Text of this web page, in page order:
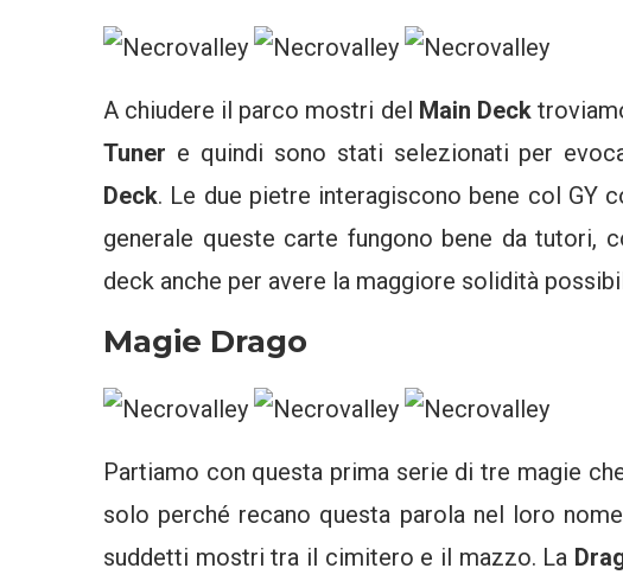
A chiudere il parco mostri del Main Deck
Tuner e quindi sono stati selezionati per
Deck. Le due pietre interagiscono bene col GY
generale queste carte fungono bene da tutori,
deck anche per avere la maggiore solidità
Magie Drago
Partiamo con questa prima serie di tre magie
solo perché recano questa parola nel loro
suddetti mostri tra il cimitero e il mazzo. La